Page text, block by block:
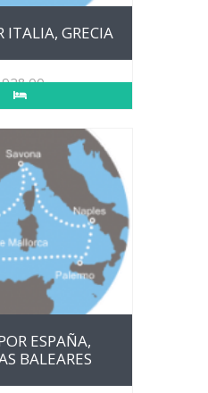
ITALIA, GRECIA
ESPAÑA,
BALEARES